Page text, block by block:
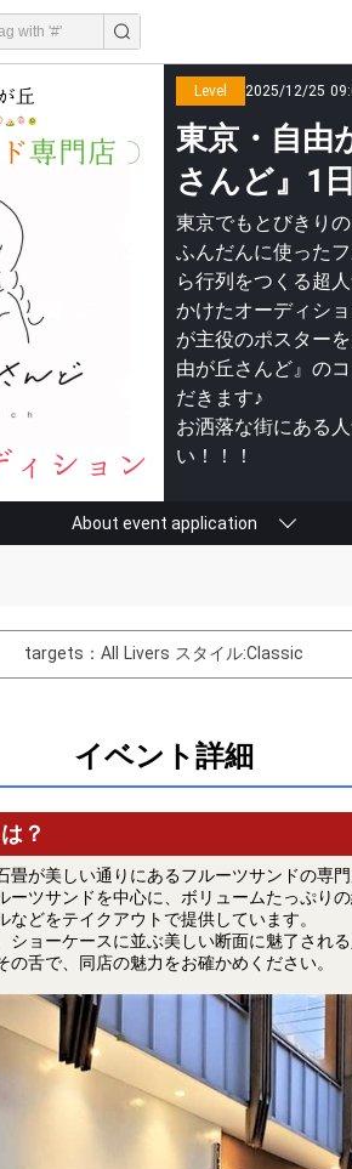
Level 2025/12/25
東京・自由
さんど』1
東京でもとびきり
ふんだんに使った
ら行列をつくる超
かけたオーディシ
が主役のポスター
由が丘さんど』の
だきます♪
お洒落な街にある
い！！！
About event application
purchase gifts
performer's
You can post
other users.
targets：All Livers スタイル:Classic
イベント詳細
？
が美しい通りにあるフルーツサンドの専門
ーツサンドを中心に、ボリュームたっぷり
どをテイクアウトで提供しています。
ショーケースに並ぶ美しい断面に魅了され
舌で、同店の魅力をお確かめください。